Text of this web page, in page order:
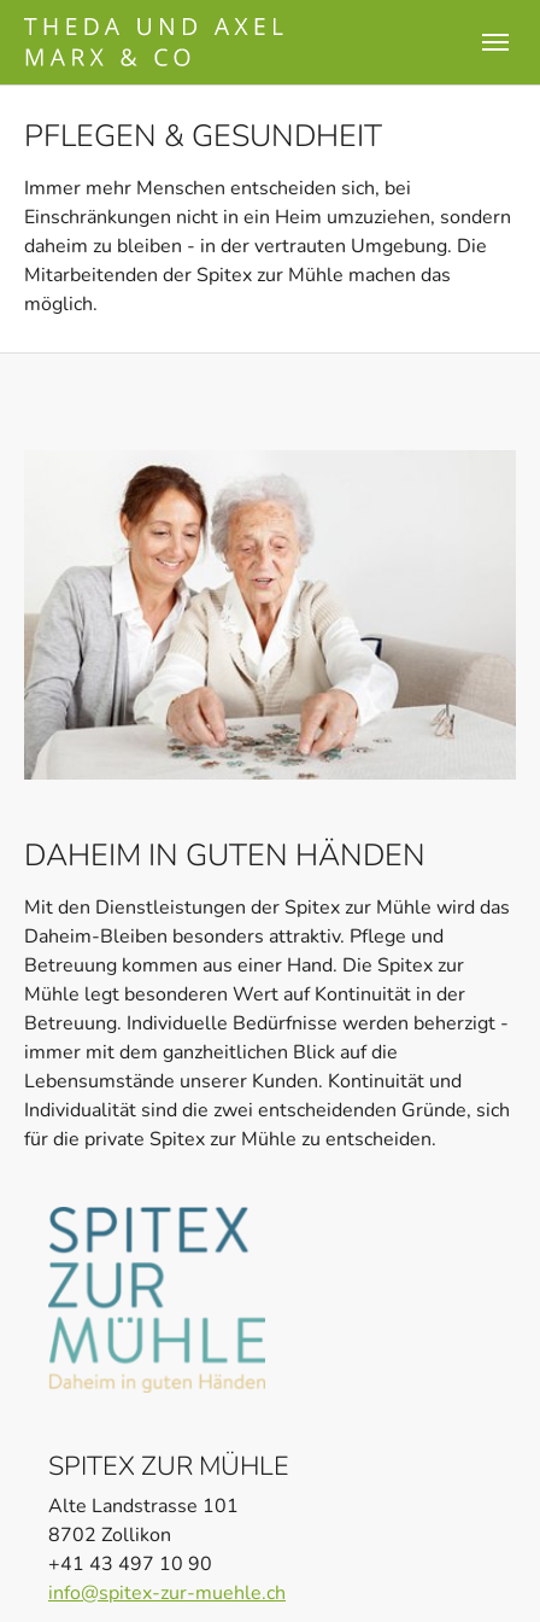
Skip to main content
Skip to page footer
PFLEGEN & GESUNDHEIT
Immer mehr Menschen entscheiden sich, bei
Einschränkungen nicht in ein Heim umzuziehen, sondern
daheim zu bleiben - in der vertrauten Umgebung. Die
Mitarbeitenden der Spitex zur Mühle machen das
möglich.
DAHEIM IN GUTEN HÄNDEN
Mit den Dienstleistungen der Spitex zur Mühle wird das
Daheim-Bleiben besonders attraktiv. Pflege und
Betreuung kommen aus einer Hand. Die Spitex zur
Mühle legt besonderen Wert auf Kontinuität in der
Betreuung. Individuelle Bedürfnisse werden beherzigt -
immer mit dem ganzheitlichen Blick auf die
Lebensumstände unserer Kunden. Kontinuität und
Individualität sind die zwei entscheidenden Gründe, sich
für die private Spitex zur Mühle zu entscheiden.
SPITEX ZUR MÜHLE
Alte Landstrasse 101
8702 Zollikon
+41 43 497 10 90
info@spitex-zur-muehle.ch